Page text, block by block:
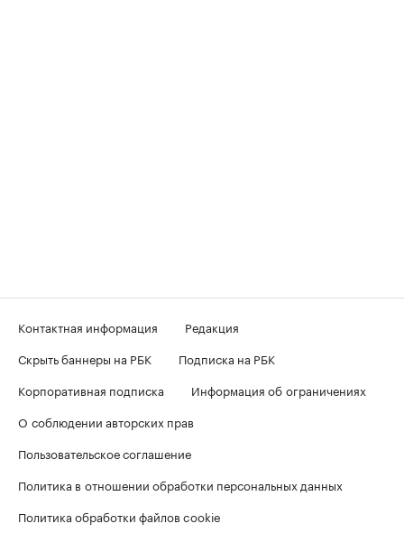
Контактная информация
Редакция
Скрыть баннеры на РБК
Подписка на РБК
Корпоративная подписка
Информация об ограничениях
О соблюдении авторских прав
Пользовательское соглашение
Политика в отношении обработки персональных данных
Политика обработки файлов cookie